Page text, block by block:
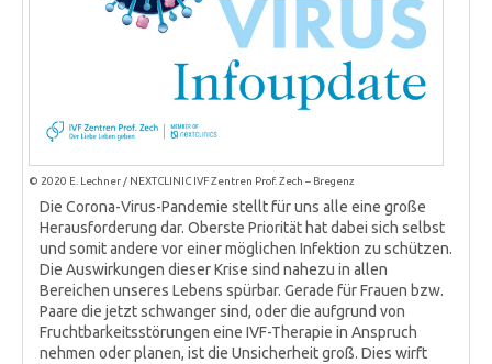
© 2020 E. Lechner / NEXTCLINIC IVF Zentren Prof. Zech – Bregenz
Die Corona-Virus-Pandemie stellt für uns alle eine große
Herausforderung dar. Oberste Priorität hat dabei sich selbst
und somit andere vor einer möglichen Infektion zu schützen.
Die Auswirkungen dieser Krise sind nahezu in allen
Bereichen unseres Lebens spürbar. Gerade für Frauen bzw.
Paare die jetzt schwanger sind, oder die aufgrund von
Fruchtbarkeitsstörungen eine IVF-Therapie in Anspruch
nehmen oder planen, ist die Unsicherheit groß. Dies wirft